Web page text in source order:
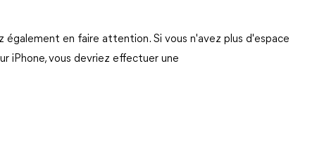
en faire attention. Si vous n'avez plus d'espace
iPhone, vous devriez effectuer une